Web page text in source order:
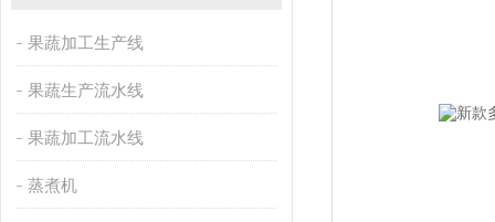
果蔬加工生产线
果蔬生产流水线
果蔬加工流水线
蒸煮机